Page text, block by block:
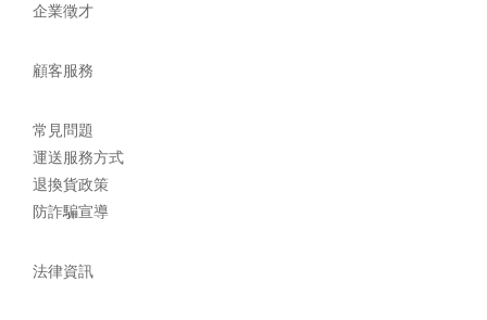
企業徵才
顧客服務
常見問題
運送服務方式
退換貨政策
防詐騙宣導
法律資訊